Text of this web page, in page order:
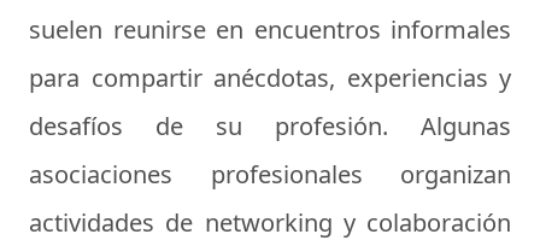
suelen reunirse en encuentros informales
para compartir anécdotas, experiencias y
desafíos de su profesión. Algunas
asociaciones profesionales organizan
actividades de networking y colaboración